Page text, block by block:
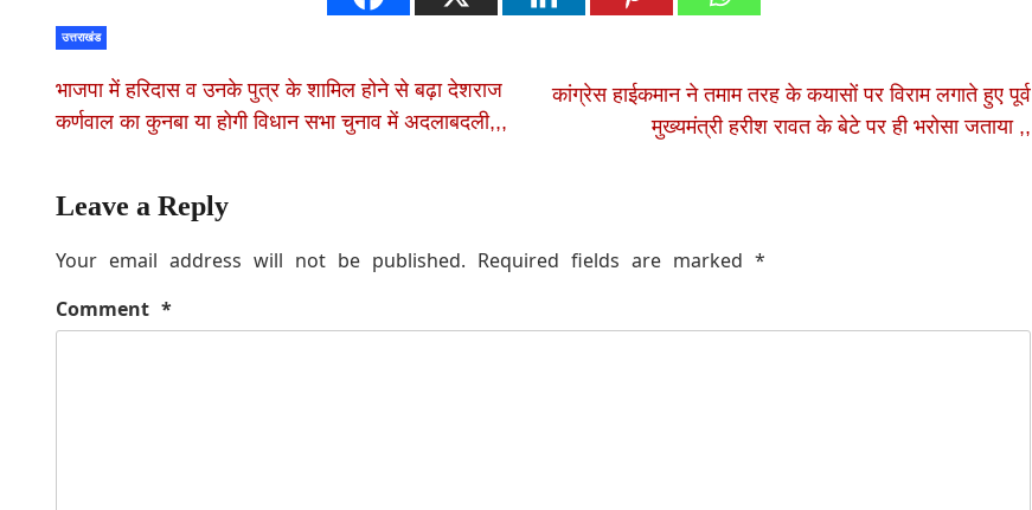
उत्तराखंड
भाजपा में हरिदास व उनके पुत्र के शामिल होने से बढ़ा देशराज
कर्णवाल का कुनबा या होगी विधान सभा चुनाव में अदलाबदली,,,
कांग्रेस हाईकमान ने तमाम तरह के कयासों पर विराम लगाते हुए पूर्व
मुख्यमंत्री हरीश रावत के बेटे पर ही भरोसा जताया ,,
Leave a Reply
Your email address will not be published. Required fields are marked *
Comment *